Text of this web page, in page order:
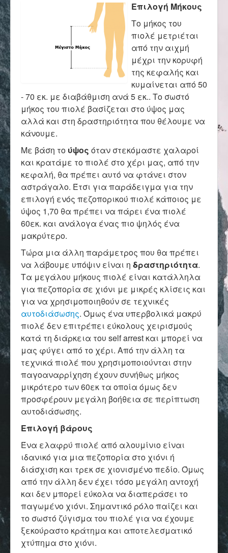
Επιλογή Μήκους
Το μήκος του
πιολέ μετριέται
από την αιχμή
μέχρι την κορυφή
της κεφαλής και
κυμαίνεται από 50
- 70 εκ. με διαβάθμιση ανά 5 εκ.. Το σωστό
μήκος του πιολέ βασίζεται στο ύψος μας
αλλά και στη δραστηριότητα που θέλουμε να
κάνουμε.
Με βάση το ύψος όταν στεκόμαστε χαλαροί
και κρατάμε το πιολέ στο χέρι μας, από την
κεφαλή, θα πρέπει αυτό να φτάνει στον
αστράγαλο. Έτσι για παράδειγμα για την
επιλογή ενός πεζοπορικού πιολέ κάποιος με
ύψος 1,70 θα πρέπει να πάρει ένα πιολέ
60εκ. και ανάλογα ένας πιο ψηλός ένα
μακρύτερο.
Τώρα μια άλλη παράμετρος που θα πρέπει
να λάβουμε υπόψιν είναι η δραστηριότητα.
Τα μεγάλου μήκους πιολέ είναι κατάλληλα
για πεζοπορία σε χιόνι με μικρές κλίσεις και
για να χρησιμοποιηθούν σε τεχνικές
αυτοδιάσωσης. Όμως ένα υπερβολικά μακρύ
πιολέ δεν επιτρέπει εύκολους χειρισμούς
κατά τη διάρκεια του self arrest και μπορεί να
μας φύγει από το χέρι. Από την άλλη τα
τεχνικά πιολέ που χρησιμοποιούνται στην
παγοαναρρίχηση έχουν συνήθως μήκος
μικρότερο των 60εκ τα οποία όμως δεν
προσφέρουν μεγάλη βοήθεια σε περίπτωση
αυτοδιάσωσης.
Επιλογή βάρους
Ένα ελαφρύ πιολέ από αλουμίνιο είναι
ιδανικό για μια πεζοπορία στο χιόνι ή
διάσχιση και τρεκ σε χιονισμένο πεδίο. Όμως
από την άλλη δεν έχει τόσο μεγάλη αντοχή
και δεν μπορεί εύκολα να διαπεράσει το
παγωμένο χιόνι. Σημαντικό ρόλο παίζει και
το σωστό ζύγισμα του πιολέ για να έχουμε
ξεκούραστο κράτημα και αποτελεσματικό
χτύπημα στο χιόνι.